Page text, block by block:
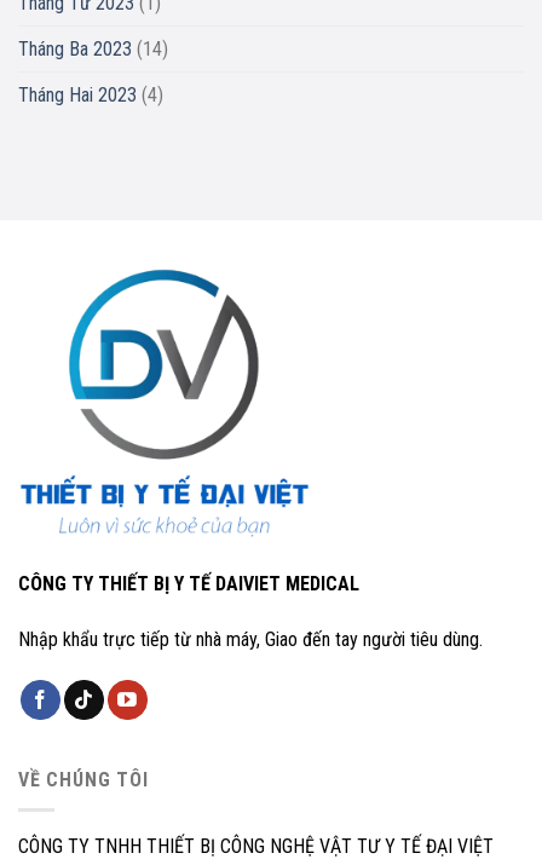
Tháng Ba 2023 (14)
Tháng Hai 2023 (4)
CÔNG TY THIẾT BỊ Y TẾ DAIVIET MEDICAL
Nhập khẩu trực tiếp từ nhà máy, Giao đến tay người tiêu dùng.
VỀ CHÚNG TÔI
CÔNG TY TNHH THIẾT BỊ CÔNG NGHỆ VẬT TƯ Y TẾ ĐẠI VIỆT